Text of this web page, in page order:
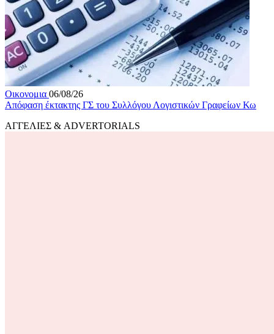
Οικονομια 06/08/26
Απόφαση έκτακτης ΓΣ του Συλλόγου Λογιστικών Γραφείων Κω
ΑΓΓΕΛΙΕΣ & ADVERTORIALS